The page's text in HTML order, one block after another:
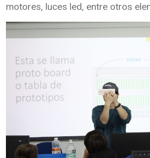
motores, luces led, entre otros